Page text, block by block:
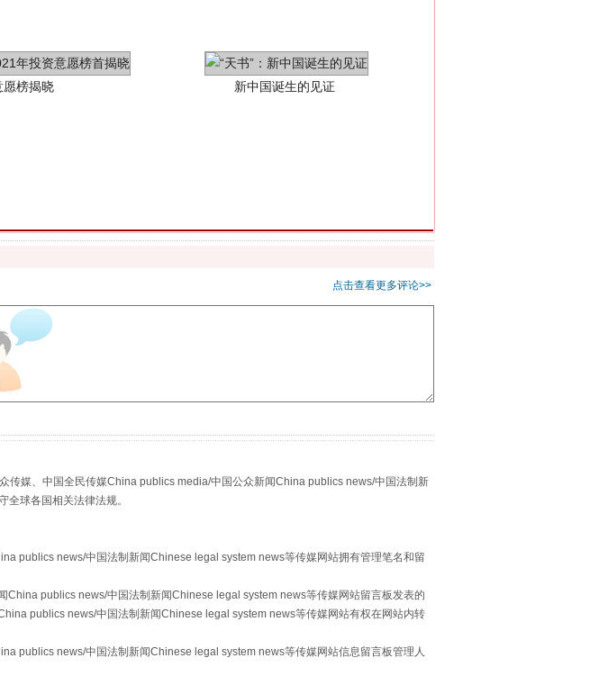
式实施 别拿“量子”当幌子
点击查看更多评论>>
传媒、中国全民传媒China publics media/中国公众新闻China publics news/中国法制新
球各国相关法律法规。
publics news/中国法制新闻Chinese legal system news等传媒网站拥有管理笔名和留
publics news/中国法制新闻Chinese legal system news等传媒网站留言板发表的
publics news/中国法制新闻Chinese legal system news等传媒网站有权在网站内转
publics news/中国法制新闻Chinese legal system news等传媒网站信息留言板管理人